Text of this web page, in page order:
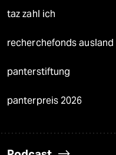
taz zahl ich
recherchefonds ausland
panterstiftung
panterpreis 2026